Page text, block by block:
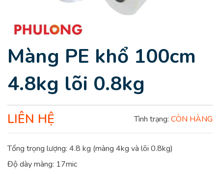
Màng PE khổ 100cm
4.8kg lõi 0.8kg
LIÊN HỆ Tình trạng: CÒN HÀNG
Tổng trọng lượng: 4.8 kg (màng 4kg và lõi 0.8kg)
Độ dày màng: 17mic